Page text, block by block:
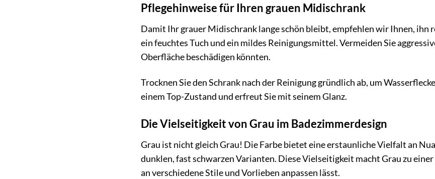
Pflegehinweise für Ihren grauen Midischrank
Damit Ihr grauer Midischrank lange schön bleibt, empfehlen wir Ihnen, ihn
ein feuchtes Tuch und ein mildes Reinigungsmittel. Vermeiden Sie
Oberfläche beschädigen könnten.
Trocknen Sie den Schrank nach der Reinigung gründlich ab, um
einem Top-Zustand und erfreut Sie mit seinem Glanz.
Die Vielseitigkeit von Grau im Badezimmerdesign
Grau ist nicht gleich Grau! Die Farbe bietet eine erstaunliche Vielfalt an
dunklen, fast schwarzen Varianten. Diese Vielseitigkeit macht Grau zu
an verschiedene Stile und Vorlieben anpassen lässt.